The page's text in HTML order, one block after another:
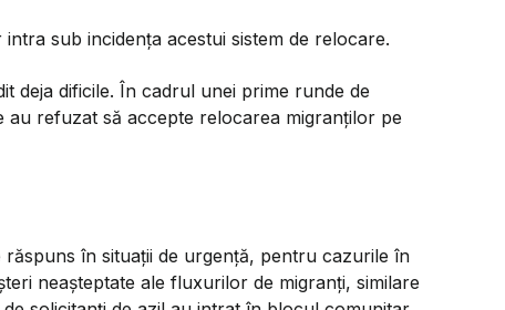
sub incidența acestui sistem de relocare.
deja dificile. În cadrul unei prime runde de
refuzat să accepte relocarea migranților pe
în situații de urgență, pentru cazurile în
neașteptate ale fluxurilor de migranți, similare